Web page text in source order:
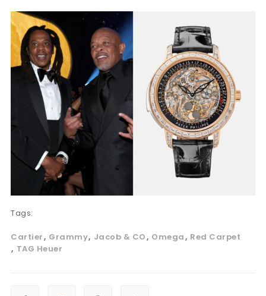
Tags:
Cartier Grammy Jacob & CO Omega
Red Carpet
TAG Heuer